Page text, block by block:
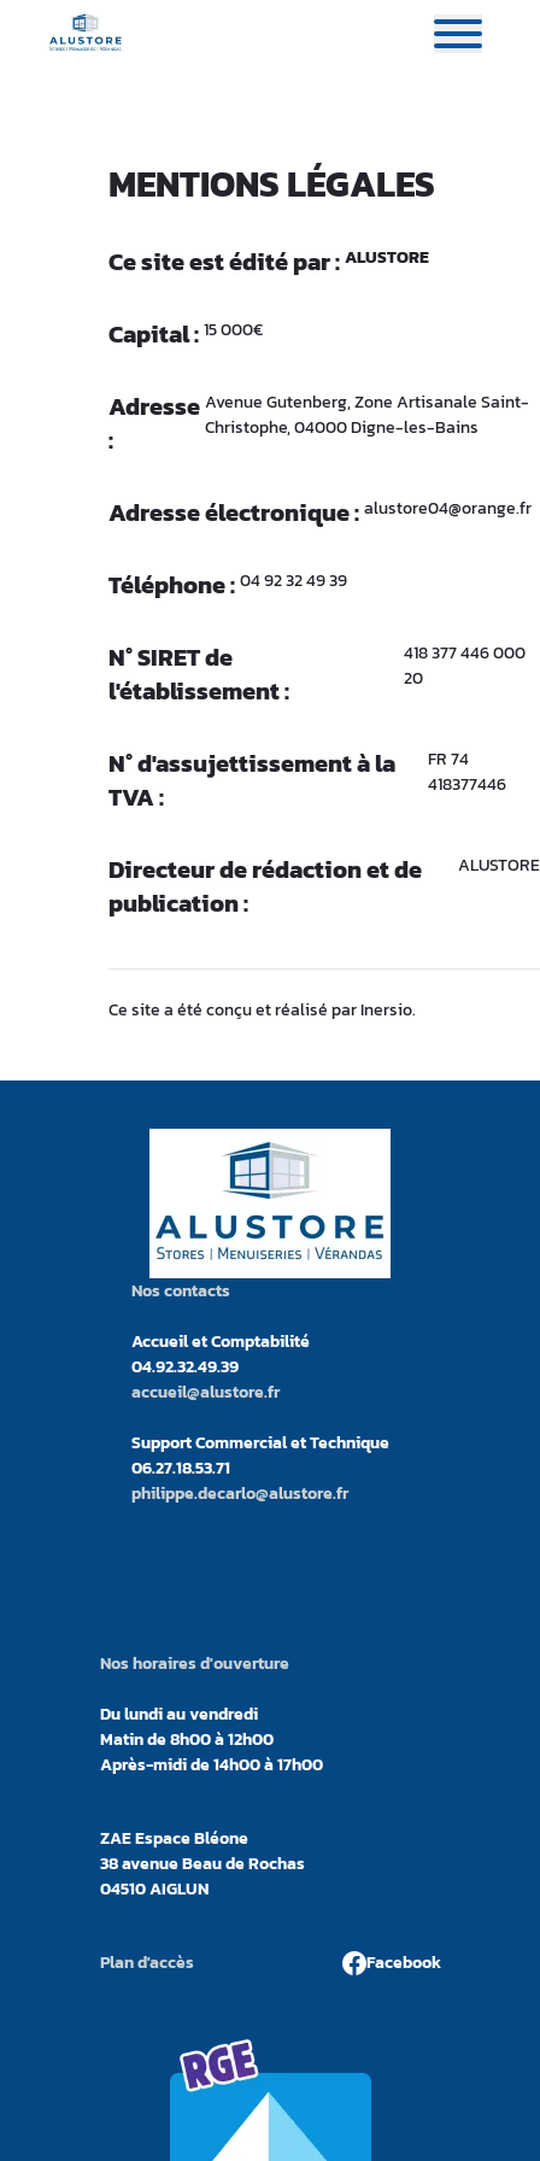
MENTIONS LÉGALES
Ce site est édité par : ALUSTORE
Capital : 15 000€
Adresse
:
Avenue Gutenberg, Zone Artisanale Saint-
Christophe, 04000 Digne-les-Bains
Adresse électronique : alustore04@orange.fr
Téléphone : 04 92 32 49 39
N° SIRET de
l'établissement :
418 377 446 000
20
N° d'assujettissement à la
TVA :
FR 74
418377446
Directeur de rédaction et de
publication :
ALUSTORE
Ce site a été conçu et réalisé par Inersio.
Nos contacts
Accueil et Comptabilité
04.92.32.49.39
accueil@alustore.fr
Support Commercial et Technique
06.27.18.53.71
philippe.decarlo@alustore.fr
Nos horaires d'ouverture
Du lundi au vendredi
Matin de 8h00 à 12h00
Après-midi de 14h00 à 17h00
ZAE Espace Bléone
38 avenue Beau de Rochas
04510 AIGLUN
Plan d'accès Facebook